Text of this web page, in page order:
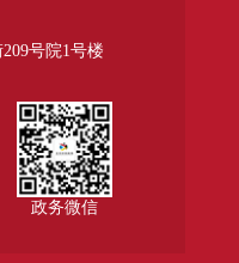
号院1号楼
政务微信